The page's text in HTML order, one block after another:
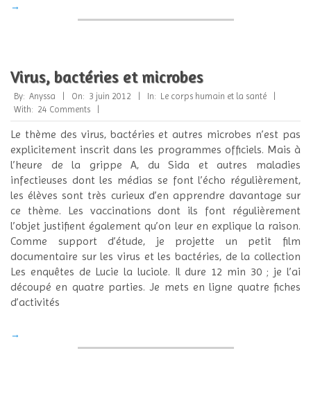
→
Virus, bactéries et microbes
2012-
06-
03
By: Anyssa On: 3 juin 2012 In: Le corps humain et la santé
With: 24 Comments
Le thème des virus, bactéries et autres microbes n’est pas
explicitement inscrit dans les programmes officiels. Mais à
l’heure de la grippe A, du Sida et autres maladies
infectieuses dont les médias se font l’écho régulièrement,
les élèves sont très curieux d’en apprendre davantage sur
ce thème. Les vaccinations dont ils font régulièrement
l’objet justifient également qu’on leur en explique la raison.
Comme support d’étude, je projette un petit film
documentaire sur les virus et les bactéries, de la collection
Les enquêtes de Lucie la luciole. Il dure 12 min 30 ; je l’ai
découpé en quatre parties. Je mets en ligne quatre fiches
d’activités
→